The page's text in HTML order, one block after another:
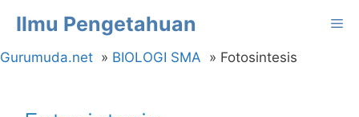
isi
Ilmu Pengetahuan
Gurumuda.net BIOLOGI SMA Fotosintesis